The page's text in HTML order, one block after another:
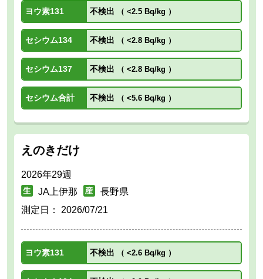
ヨウ素131 不検出 （ <2.5 Bq/kg ）
セシウム134 不検出 （ <2.8 Bq/kg ）
セシウム137 不検出 （ <2.8 Bq/kg ）
セシウム合計 不検出 （ <5.6 Bq/kg ）
えのきだけ
2026年29週
JA上伊那
長野県
測定日： 2026/07/21
ヨウ素131 不検出 （ <2.6 Bq/kg ）